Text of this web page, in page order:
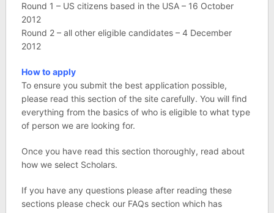
Round 1 – US citizens based in the USA – 16 October
2012
Round 2 – all other eligible candidates – 4 December
2012
How to apply
To ensure you submit the best application possible,
please read this section of the site carefully. You will find
everything from the basics of who is eligible to what type
of person we are looking for.
Once you have read this section thoroughly, read about
how we select Scholars.
If you have any questions please after reading these
sections please check our FAQs section which has